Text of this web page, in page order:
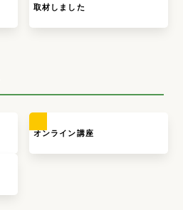
取材しました
オンライン講座